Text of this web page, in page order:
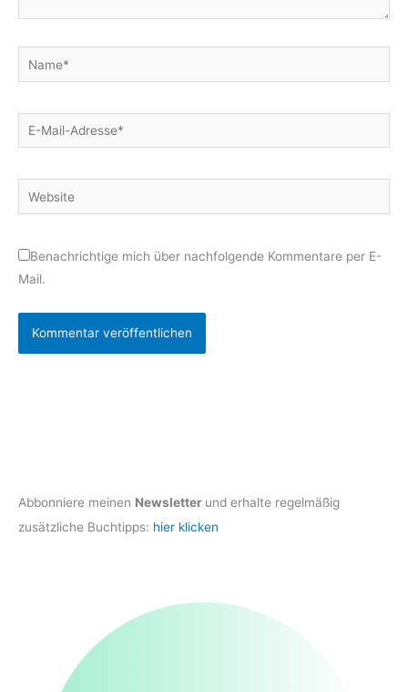
Name*
E-
Mail-
Website
Benachrichtige mich über nachfolgende Kommentare per E-
Mail.
Abbonniere meinen Newsletter und erhalte regelmäßig
zusätzliche Buchtipps: hier klicken